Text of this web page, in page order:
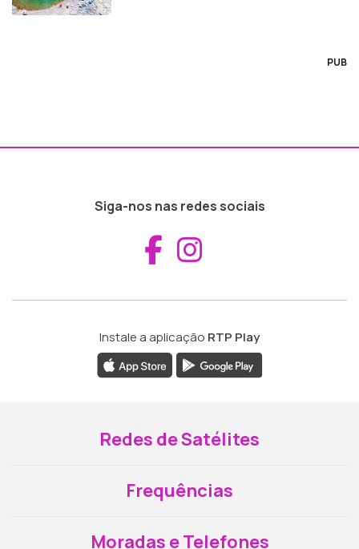
PUB
Siga-nos nas redes sociais
Aceder ao
Instale a aplicação RTP Play
Redes de Satélites
Frequências
Moradas e Telefones